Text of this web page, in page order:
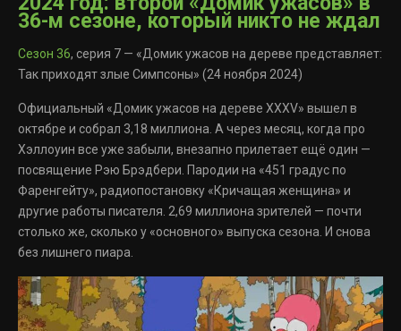
36-м сезоне, который никто не ждал
Сезон 36, серия 7 — «Домик ужасов на дереве представляет:
Так приходят злые Симпсоны» (24 ноября 2024)
Официальный «Домик ужасов на дереве XXXV» вышел в
октябре и собрал 3,18 миллиона. А через месяц, когда про
Хэллоуин все уже забыли, внезапно прилетает ещё один —
посвящение Рэю Брэдбери. Пародии на «451 градус по
Фаренгейту», радиопостановку «Кричащая женщина» и
другие работы писателя. 2,69 миллиона зрителей — почти
столько же, сколько у «основного» выпуска сезона. И снова
без лишнего пиара.